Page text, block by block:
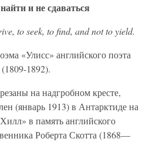
и не сдаваться
to seek, to find, and not to yield.
«Улисс» английского поэта
(1809-1892).
на надгробном кресте,
(январь 1913) в Антарктиде на
в память английского
Роберта Скотта (1868—